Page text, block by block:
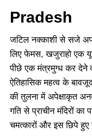
Pradesh
जटिल नक्काशी से सजे
लिए फेमस, खजुराहो एक
पीछे एक मंत्रमुग्ध कर देने
ऐतिहासिक महत्व के
की तुलना में अपेक्षाकृत
गति से प्राचीन मंदिरों
चमत्कारों और इस छिपे हुए